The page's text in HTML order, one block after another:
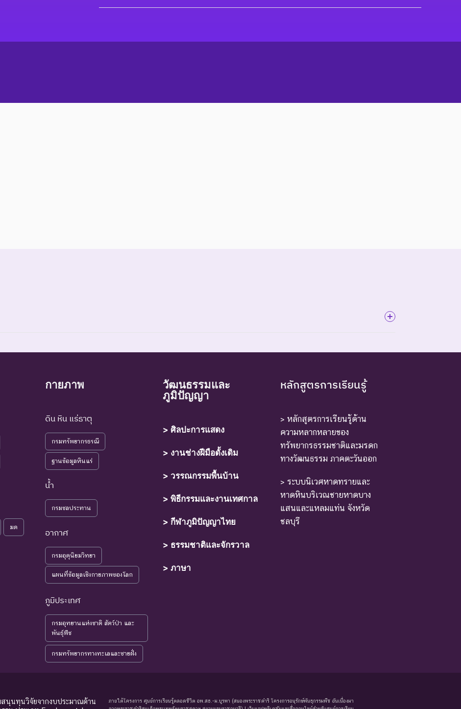
นิดพันธุ์ที่ไม่มีรายงานว่าพบอาศัยอยู่ในถิ่นที่อยู่อาศัยตามธรรมชาติ
พันธุ์ที่มีความเสี่ยงสูงต่อการสูญพันธุ์จากพื้นที่ธรรมชาติในขณะนี้
พันธุ์ที่กำลังอยู่ในภาวะอันตรายที่ใกล้จะสูญพันธุ์ไปจากโลกหรือสูญพันธุ์ไปจากแหล่งที่มีการกระจายพันธุ์อยู่ ถ้าปัจจัยต่าง ๆ ที่
ป็นสาเหตุให้เกิดการสูญพันธุ์ยังดำเนินต่อไป
นิดพันธุ์ที่เข้าสู่ภาวะใกล้สูญพันธุ์ในอนาคตอันใกล้ ถ้ายังคงมีปัจจัยต่างๆ อันเป็นสาเหตุให้ชนิดพันธุ์นั้นสูญพันธุ์
นิดพันธุ์ที่มีแนวโน้มอาจถูกคุกคามในอนาคตอันใกล้ เนื่องจากปัจจัยต่างๆ ยังไม่มีผลกระทบมาก
นิดพันธุ์ที่ยังไม่อยู่ในภาวะถูกคุกคามและพบเห็นอยู่ทั่วไป
นิดพันธุ์ที่มีข้อมูลไม่เพียงพอ ที่จะวิเคราะห์ถึงความเสี่ยงต่อการสูญพันธุ์โดยตรงหรือโดยอ้อม ชนิดพันธุ์กลุ่มนี้มีความจำเป็น ต่อการ
ดหาความรู้เพิ่มเติมจากการศึกษาวิจัยในอนาคต
รพิจารณาการประเมินสถานภาพ
มด
กายภาพ
ดิน หิน แร่ธาตุ
กรมทรัพยากรธรณี
ฐานข้อมูลหินแร่
น้ำ
กรมชลประทาน
อากาศ
กรมอุตุนิยมวิทยา
แผนที่ข้อมูลเชิงกายภาพของโลก
ภูมิประเทศ
กรมอุทยานแห่งชาติ สัตว์ป่า และ
พันธุ์พืช
กรมทรัพยากรทางทะเลและชายฝั่ง
วัฒนธรรมและ
ภูมิปัญญา
> ศิลปะการแสดง
> งานช่างฝีมือดั้งเดิม
> วรรณกรรมพื้นบ้าน
> พิธีกรรมและงานเทศกาล
> กีฬาภูมิปัญญาไทย
> ธรรมชาติและจักรวาล
> ภาษา
หลักสูตรการเรียนรู้
> หลักสูตรการเรียนรู้ด้าน
ความหลากหลายของ
ทรัพยากรธรรมชาติและมรดก
ทางวัฒนธรรม ภาคตะวันออก
> ระบบนิเวศหาดทรายและ
หาดหินบริเวณชายหาดบาง
แสนและแหลมแท่น จังหวัด
ชลบุรี
นุนทุนวิจัยจากงบประมาณด้าน
ภายใต้โครงการ ศูนย์การเรียนรู้ตลอดชีวิต อพ.สธ.-ม.บูรพา (สนองพระราชดำริ โครงการอนุรักษ์พันธุกรรมพืช อันเนื่องมา